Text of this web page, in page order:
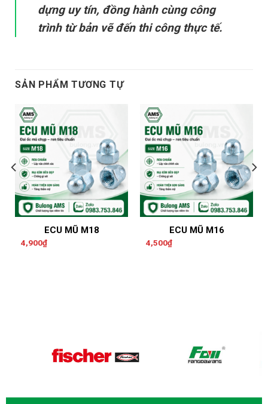
dựng uy tín, đồng hành cùng công
trình từ bản vẽ đến thi công thực tế.
SẢN PHẨM TƯƠNG TỰ
ECU MŨ M18
4,900₫
ECU MŨ M16
4,500₫